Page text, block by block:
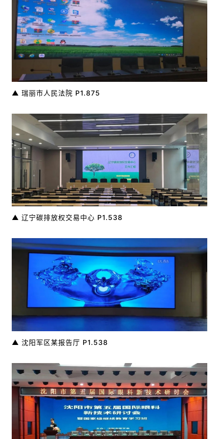
▲ 瑞丽市人民法院 P1.875
▲ 辽宁碳排放权交易中心 P1.538
▲ 沈阳军区某报告厅 P1.538